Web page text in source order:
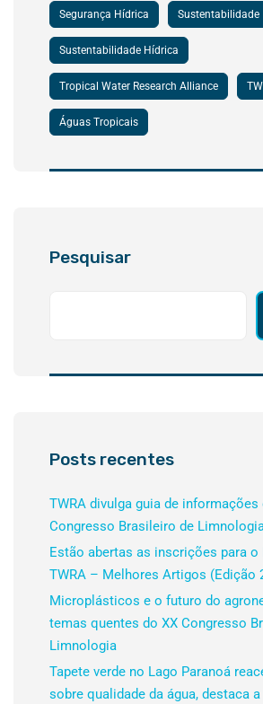
Segurança Hídrica Sustentabilidade
Sustentabilidade Hídrica
Tropical Water Research Alliance
Águas Tropicais
Pesquisar
Posts recentes
TWRA divulga guia de informações
Congresso Brasileiro de
Estão abertas as inscrições para o
TWRA – Melhores Artigos (Edição
Microplásticos e o futuro do
temas quentes do XX Congresso
Limnologia
Tapete verde no Lago Paranoá
sobre qualidade da água, destaca a